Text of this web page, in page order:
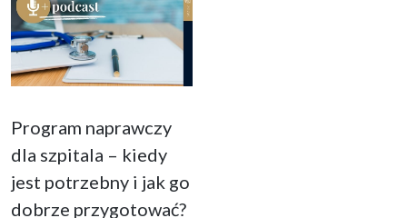
Program naprawczy
dla szpitala – kiedy
jest potrzebny i jak go
dobrze przygotować?